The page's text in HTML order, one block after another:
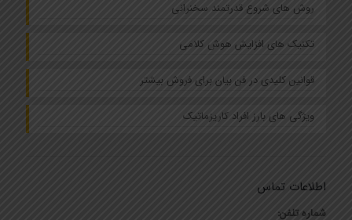
روش های شروع قدرتمند سخنرانی
تکنیک های افزایش هوش کلامی
قوانین کلیدی در فن بیان برای فروش بیشتر
ویژگی های بارز افراد کاریزماتیک
اطلاعات تماس
شماره تلفن: